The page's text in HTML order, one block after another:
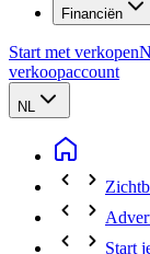
Financiën
Start met verkopen
verkoopaccount
NL
Start